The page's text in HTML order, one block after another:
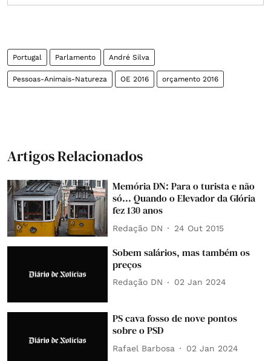
Portugal Parlamento André Silva
Pessoas-Animais-Natureza OE 2016 orçamento 2016
Artigos Relacionados
Memória DN: Para o turista e não
só... Quando o Elevador da Glória
fez 130 anos
Redação DN 24 Out 2015
Sobem salários, mas também os
preços
Redação DN 02 Jan 2024
PS cava fosso de nove pontos
sobre o PSD
Rafael Barbosa 02 Jan 2024